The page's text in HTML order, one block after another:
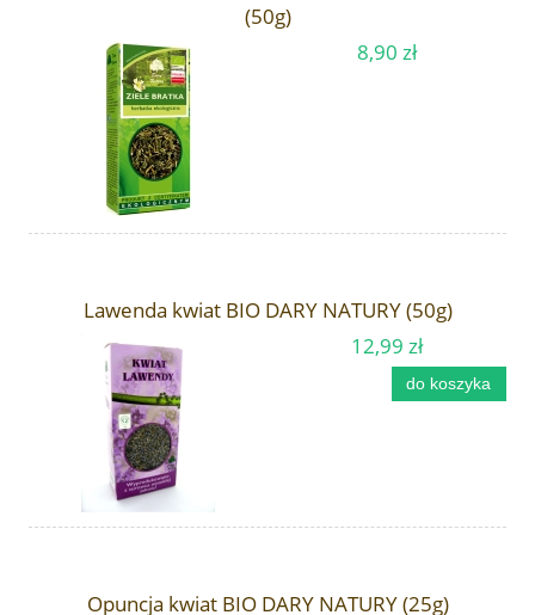
(50g)
8,90 zł
Lawenda kwiat BIO DARY NATURY (50g)
12,99 zł
do koszyka
Opuncja kwiat BIO DARY NATURY (25g)